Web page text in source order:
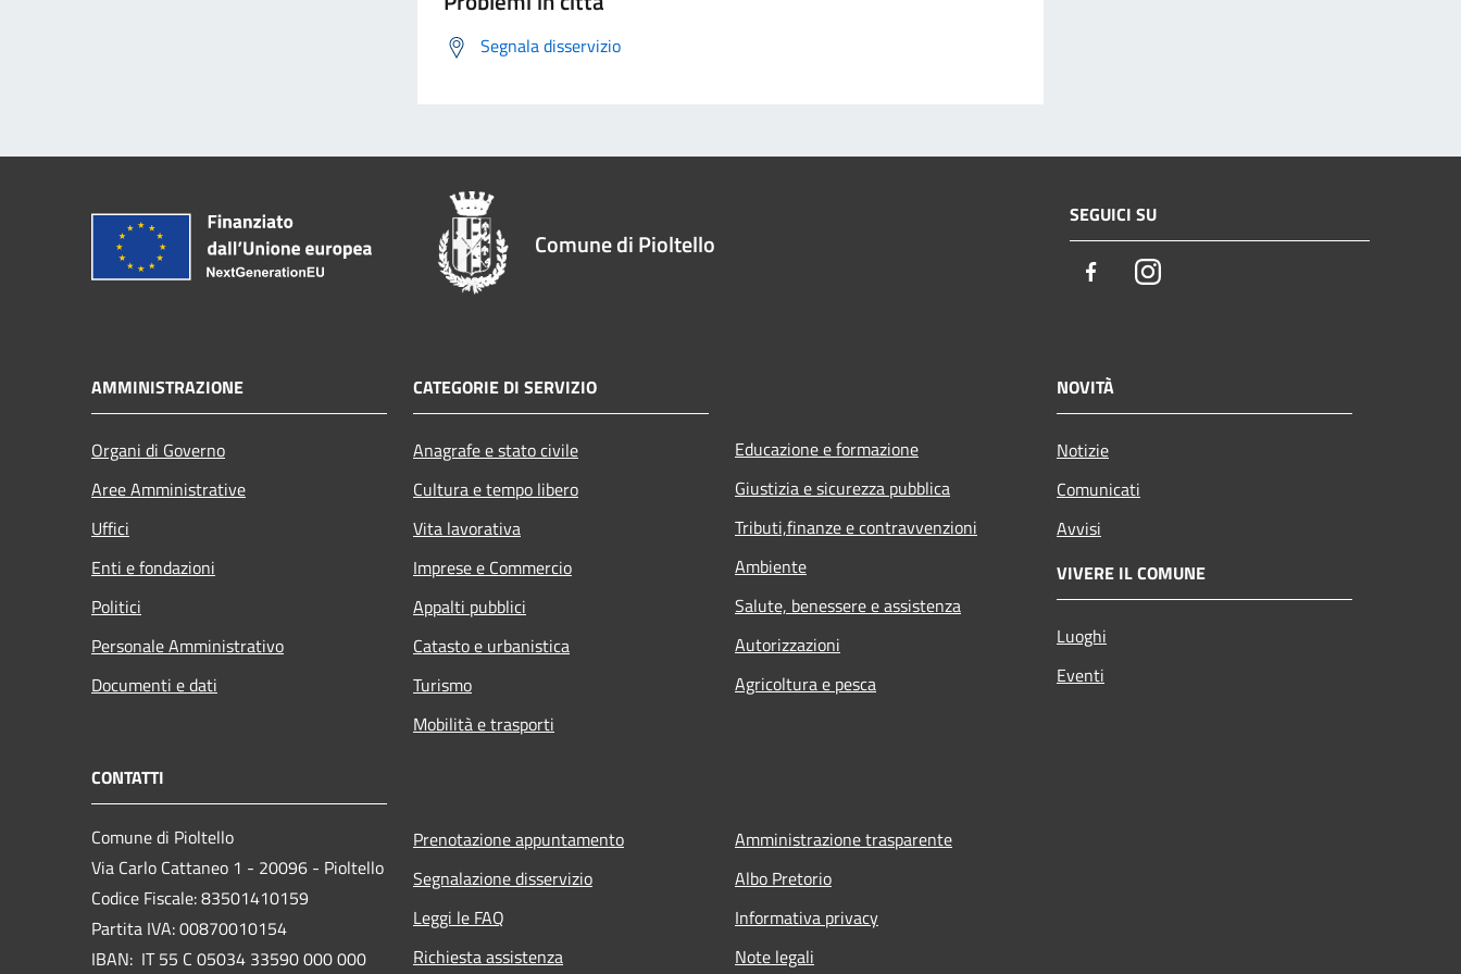
Segnala disservizio
Comune di Pioltello
SEGUICI SU
FacebookInstagram
AMMINISTRAZIONE
Organi di Governo
Aree Amministrative
Uffici
Enti e fondazioni
Politici
Personale Amministrativo
Documenti e dati
CATEGORIE DI SERVIZIO
Anagrafe e stato civile
Cultura e tempo libero
Vita lavorativa
Imprese e Commercio
Appalti pubblici
Catasto e urbanistica
Turismo
Mobilità e trasporti
Educazione e formazione
Giustizia e sicurezza pubblica
Tributi,finanze e contravvenzioni
Ambiente
Salute, benessere e assistenza
Autorizzazioni
Agricoltura e pesca
NOVITÀ
Notizie
Comunicati
Avvisi
VIVERE IL COMUNE
Luoghi
Eventi
CONTATTI
Comune di Pioltello
Via Carlo Cattaneo 1 - 20096 - Pioltello
Codice Fiscale: 83501410159
Partita IVA: 00870010154
IBAN: IT 55 C 05034 33590 000 000
Prenotazione appuntamento
Segnalazione disservizio
Leggi le FAQ
Richiesta assistenza
Amministrazione trasparente
Albo Pretorio
Informativa privacy
Note legali